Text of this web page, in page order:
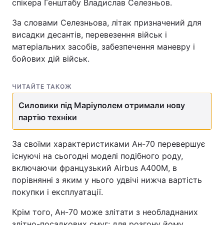
спікера Генштабу Владислав Селезньов.
За словами Селезньова, літак призначений для
висадки десантів, перевезення військ і
матеріальних засобів, забезпечення маневру і
бойових дій військ.
ЧИТАЙТЕ ТАКОЖ
Силовики під Маріуполем отримали нову
партію техніки
За своїми характеристиками Ан-70 перевершує
існуючі на сьогодні моделі подібного роду,
включаючи французький Airbus А400М, в
порівнянні з яким у нього удвічі нижча вартість
покупки і експлуатації.
Крім того, Ан-70 може злітати з необладнаних